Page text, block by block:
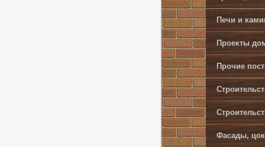
Печи и
Проекты
Прочие
Фасады,
Только
новых